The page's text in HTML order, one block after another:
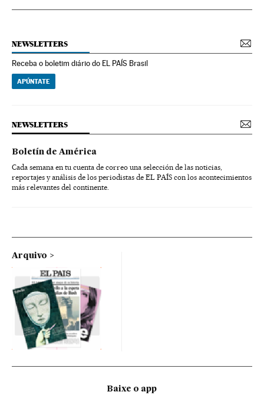
NEWSLETTERS
Receba o boletim diário do EL PAÍS Brasil
APÚNTATE
NEWSLETTERS
Boletín de América
Cada semana en tu cuenta de correo una selección de las noticias,
reportajes y análisis de los periodistas de EL PAÍS con los acontecimientos
más relevantes del continente.
Arquivo
Baixe o app